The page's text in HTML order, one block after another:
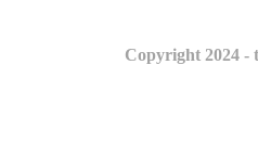
Copyright 2024 -